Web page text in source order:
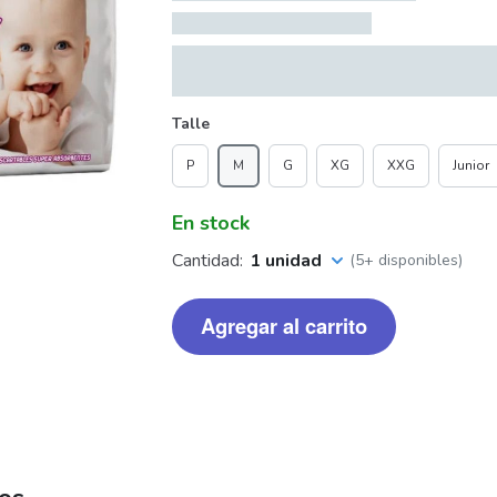
Talle
P M G XG XXG Junior
En stock
Cantidad: 1 unidad (5+ disponibles)
Agregar al carrito